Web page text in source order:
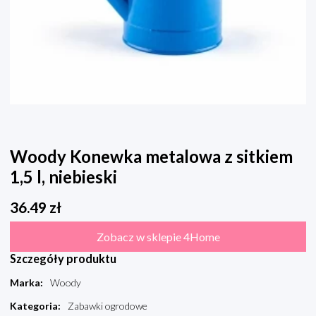
Woody Konewka metalowa z sitkiem
1,5 l, niebieski
36.49 zł
Zobacz w sklepie 4Home
Szczegóły produktu
Marka:
Woody
Kategoria: Zabawki ogrodowe